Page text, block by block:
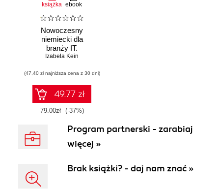
książka ebook
Nowoczesny
niemiecki dla
branży IT.
Praktyczne
ćwiczenia
Izabela Kein
(47,40 zł najniższa cena z 30 dni)
49.77 zł
79.00zł (-37%)
Program partnerski - zarabiaj
więcej »
Brak książki? - daj nam znać »